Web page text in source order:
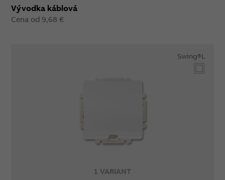
Vývodka káblová
Cena od 9,68 €
1 VARIANT
Swing®L